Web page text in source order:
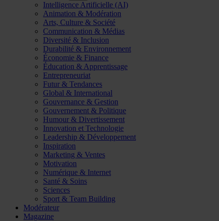
Intelligence Artificielle (AI)
Animation & Modération
Arts, Culture & Société
Communication & Médias
Diversité & Inclusion
Durabilité & Environnement
Économie & Finance
Éducation & Apprentissage
Entrepreneuriat
Futur & Tendances
Global & International
Gouvernance & Gestion
Gouvernement & Politique
Humour & Divertissement
Innovation et Technologie
Leadership & Développement
Inspiration
Marketing & Ventes
Motivation
Numérique & Internet
Santé & Soins
Sciences
Sport & Team Building
Modérateur
Magazine